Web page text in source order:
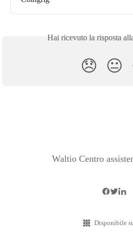
Hai ricevuto la risposta
😞 😐
Waltio Centro
Disponibile